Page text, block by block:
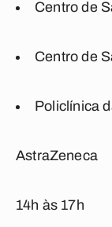
Centro de
Centro de
Policlínica
AstraZeneca
14h às 17h